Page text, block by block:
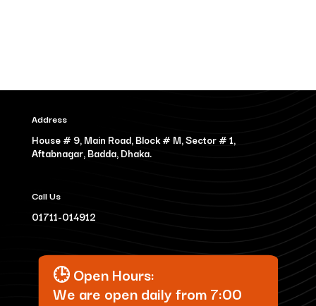
Address
House # 9, Main Road, Block # M, Sector # 1,
Aftabnagar, Badda, Dhaka.
Call Us
01711-014912
🕒 Open Hours:
We are open daily from7:00